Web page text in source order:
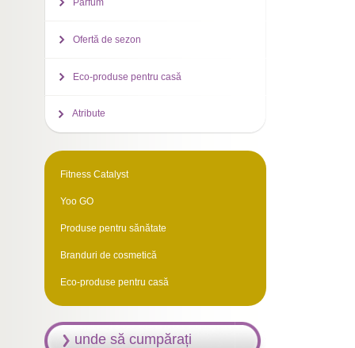
Parfum
Ofertă de sezon
Eco-produse pentru casă
Atribute
Fitness Catalyst
Yoo GO
Produse pentru sănătate
Branduri de cosmetică
Eco-produse pentru casă
unde să cumpărați